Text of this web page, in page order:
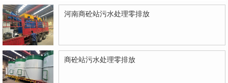
河南商砼站污水处理零排放
商砼站污水处理零排放